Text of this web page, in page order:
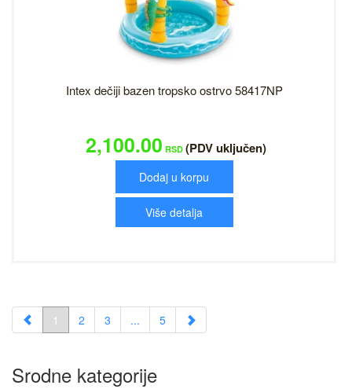
Intex dečiji bazen tropsko ostrvo 58417NP
2,100.00 RSD (PDV uključen)
Dodaj u korpu
Više detalja
1 2 3 ... 5
Srodne kategorije